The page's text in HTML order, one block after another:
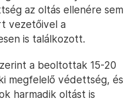
az oltás ellenére sem
vezetőivel a
is találkozott.
a beoltottak 15-20
megfelelő védettség, és
harmadik oltást is